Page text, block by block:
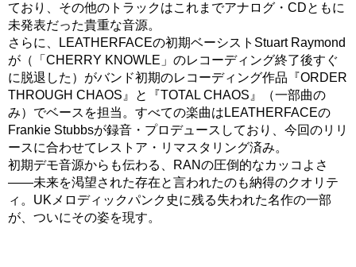
ており、その他のトラックはこれまでアナログ・CDともに
未発表だった貴重な音源。
さらに、LEATHERFACEの初期ベーシストStuart Raymond
が（「CHERRY KNOWLE」のレコーディング終了後すぐ
に脱退した）がバンド初期のレコーディング作品『ORDER
THROUGH CHAOS』と『TOTAL CHAOS』（一部曲の
み）でベースを担当。すべての楽曲はLEATHERFACEの
Frankie Stubbsが録音・プロデュースしており、今回のリリ
ースに合わせてレストア・リマスタリング済み。
初期デモ音源からも伝わる、RANの圧倒的なカッコよさ
――未来を渇望された存在と言われたのも納得のクオリテ
ィ。UKメロディックパンク史に残る失われた名作の一部
が、ついにその姿を現す。